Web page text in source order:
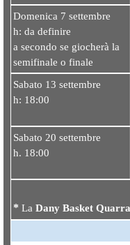
Domenica 7 settembre
h: da definire
a secondo se giocherà la
semifinale o finale
Sabato 13 settembre
h: 18:00
Sabato 20 settembre
h. 18:00
* La Dany Basket